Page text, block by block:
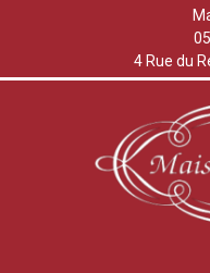
4 Rue du